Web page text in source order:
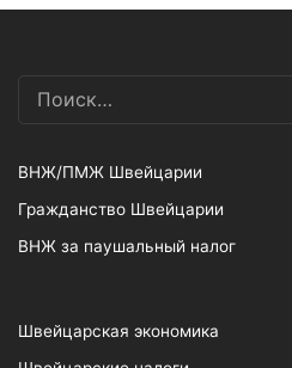
ВНЖ/ПМЖ Швейцарии
Гражданство Швейцарии
ВНЖ за паушальный налог
Швейцарская экономика